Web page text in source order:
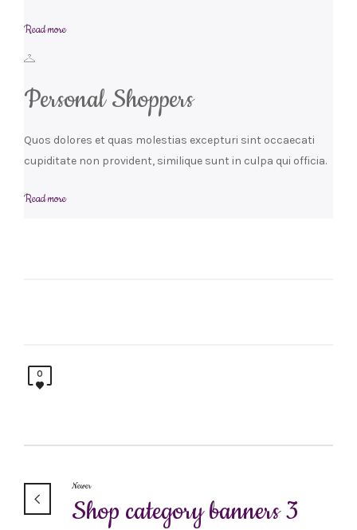
Read more
Personal Shoppers
Quos dolores et quas molestias excepturi sint occaecati
cupiditate non provident, similique sunt in culpa qui officia.
Read more
0
Newer
Shop category banners 3